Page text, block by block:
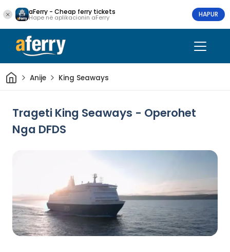
aFerry - Cheap ferry tickets
Hape në aplikacionin aFerry HAPUR
ShtëpiAnije King Seaways
Trageti King Seaways - Operohet
Nga DFDS